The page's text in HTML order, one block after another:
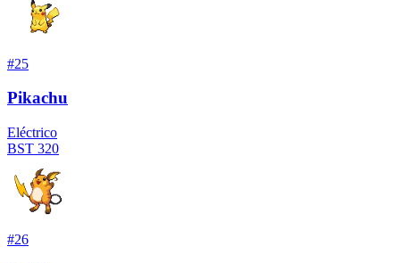
#25
Pikachu
Eléctrico
BST 320
#26